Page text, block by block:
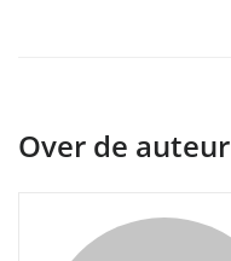
Over de auteur